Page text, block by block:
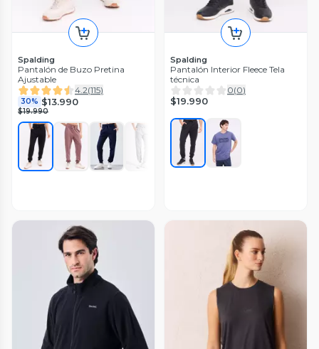
Spalding
Pantalón de Buzo Pretina
Ajustable
4.2(115)
30% $13.990
$19.990
Spalding
Pantalón Interior Fleece Tela
técnica
0(0)
$19.990